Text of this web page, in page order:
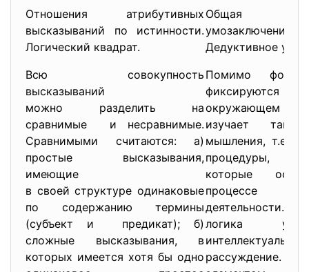
Отношения атрибутивных
высказываний по истинности.
Логический квадрат.
Всю совокупность
высказываний
можно разделить на
сравнимые и несравнимые.
Сравнимыми считаются: а)
простые высказывания,
имеющие
в своей структуре одинаковые
по содержанию термины
(субъект и предикат); б)
сложные высказывания, в
которых имеется хотя бы одно
Общая
умозаключения.
Дедуктивное
Помимо
окружающем
изучает
мышления, т.е.
процедуры,
которые
процессе
деятельности.
логика